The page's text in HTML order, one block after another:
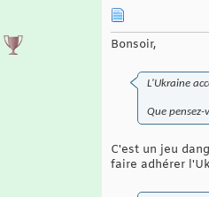
Bonsoir,
L'Ukraine
Que pensez-
C'est un jeu
faire adhérer